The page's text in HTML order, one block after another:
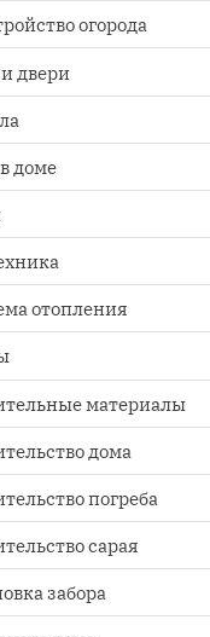
огорода
двери
доме
отопления
материалы
дома
погреба
сарая
забора